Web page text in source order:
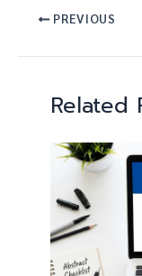
PREVIOUS
Related